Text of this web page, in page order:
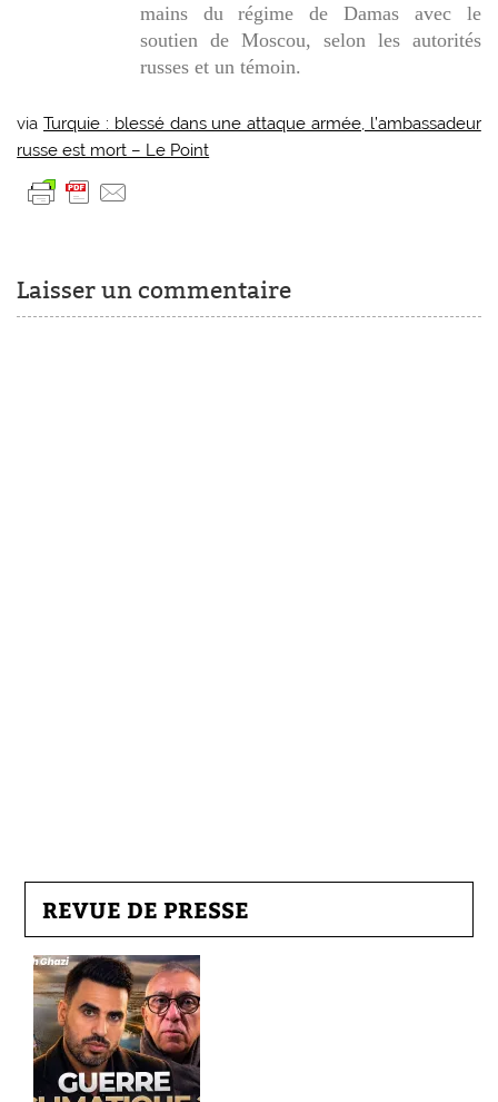
mains du régime de Damas avec le
soutien de Moscou, selon les autorités
russes et un témoin.
viaTurquie : blessé dans une attaque armée, l’ambassadeur
russe est mort – Le Point
Laisser un commentaire
REVUE DE PRESSE